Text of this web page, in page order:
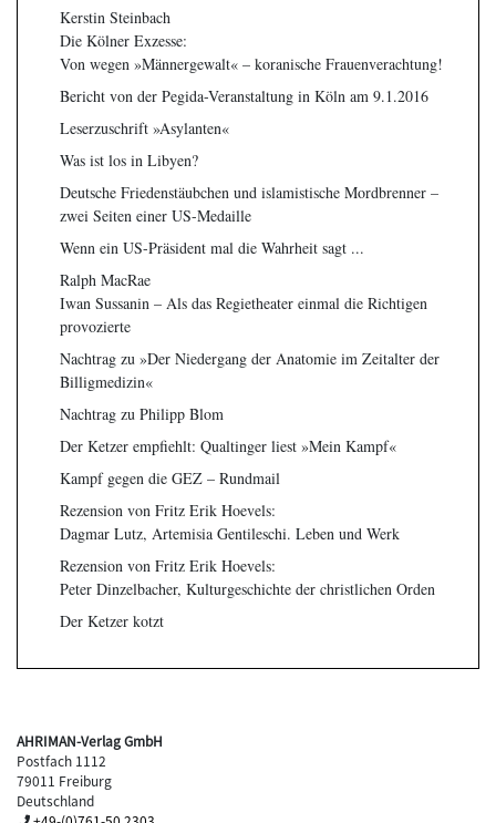
Kerstin Steinbach
Die Kölner Exzesse:
Von wegen »Männergewalt« – koranische Frauenverachtung!
Bericht von der Pegida-Veranstaltung in Köln am 9.1.2016
Leserzuschrift »Asylanten«
Was ist los in Libyen?
Deutsche Friedenstäubchen und islamistische Mordbrenner –
zwei Seiten einer US-Medaille
Wenn ein US-Präsident mal die Wahrheit sagt ...
Ralph MacRae
Iwan Sussanin – Als das Regietheater einmal die Richtigen
provozierte
Nachtrag zu »Der Niedergang der Anatomie im Zeitalter der
Billigmedizin«
Nachtrag zu Philipp Blom
Der Ketzer empfiehlt: Qualtinger liest »Mein Kampf«
Kampf gegen die GEZ – Rundmail
Rezension von Fritz Erik Hoevels:
Dagmar Lutz, Artemisia Gentileschi. Leben und Werk
Rezension von Fritz Erik Hoevels:
Peter Dinzelbacher, Kulturgeschichte der christlichen Orden
Der Ketzer kotzt
AHRIMAN-Verlag GmbH
Postfach 1112
79011 Freiburg
Deutschland